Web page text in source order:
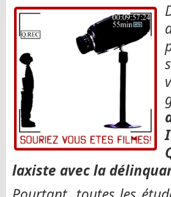
laxiste avec la